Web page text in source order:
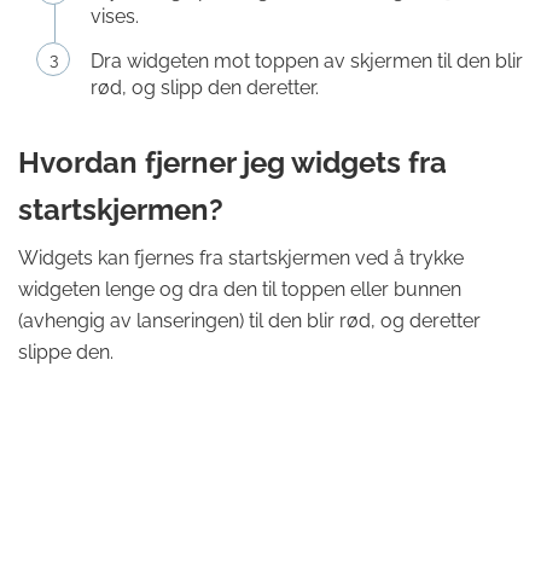
vises.
Dra widgeten mot toppen av skjermen til den blir
rød, og slipp den deretter.
Hvordan fjerner jeg widgets fra
startskjermen?
Widgets kan fjernes fra startskjermen ved å trykke
widgeten lenge og dra den til toppen eller bunnen
(avhengig av lanseringen) til den blir rød, og deretter
slippe den.